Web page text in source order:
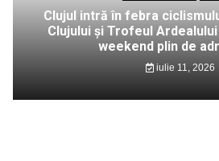
Clujul intră în febra
Clujului și Trofeul
weekend plin de
iulie 11, 2026